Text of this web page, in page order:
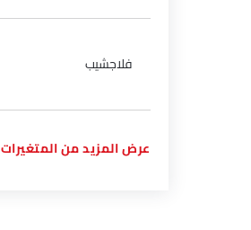
فلاجشيب
عرض المزيد من المتغيرات